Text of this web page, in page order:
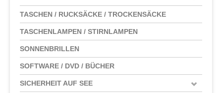
TASCHEN / RUCKSÄCKE / TROCKENSÄCKE
TASCHENLAMPEN / STIRNLAMPEN
SONNENBRILLEN
SOFTWARE / DVD / BÜCHER
SICHERHEIT AUF SEE